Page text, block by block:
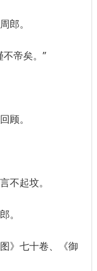
郎。
帝矣。”
顾。
不起坟。
。
》七十卷、《御